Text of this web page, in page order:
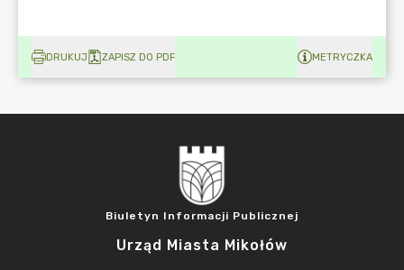
DRUKUJ ZAPISZ DO PDF METRYCZKA
Biuletyn Informacji Publicznej
Urząd Miasta Mikołów